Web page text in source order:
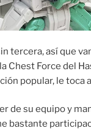
tercera, así que
Chest Force del
popular, le toca
de su equipo y
bastante